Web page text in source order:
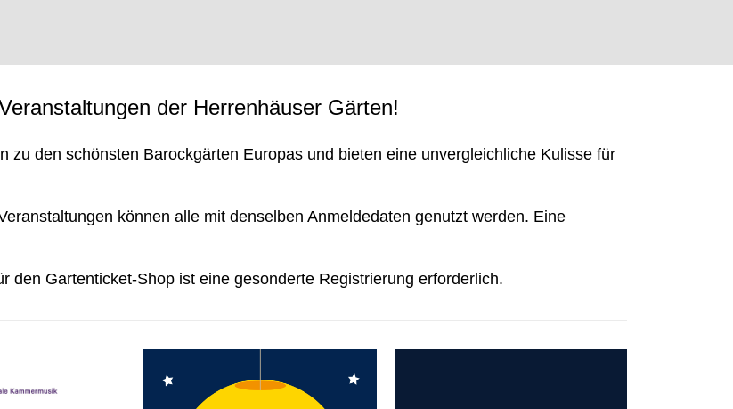
der Herrenhäuser Gärten!
zu den schönsten Barockgärten Europas und bieten eine unvergleichliche Kulisse für
können alle mit denselben Anmeldedaten genutzt werden. Eine
den Gartenticket-Shop ist eine gesonderte Registrierung erforderlich.